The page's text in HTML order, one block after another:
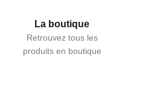
La boutique
Retrouvez tous les
produits en boutique